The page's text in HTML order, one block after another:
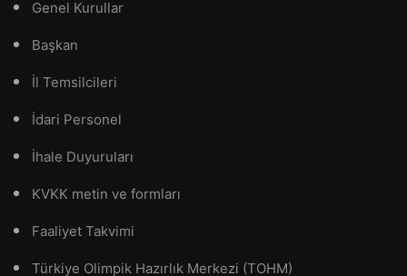
Genel Kurullar
Başkan
İl Temsilcileri
İdari Personel
İhale Duyuruları
KVKK metin ve formları
Faaliyet Takvimi
Türkiye Olimpik Hazırlık Merkezi (TOHM)